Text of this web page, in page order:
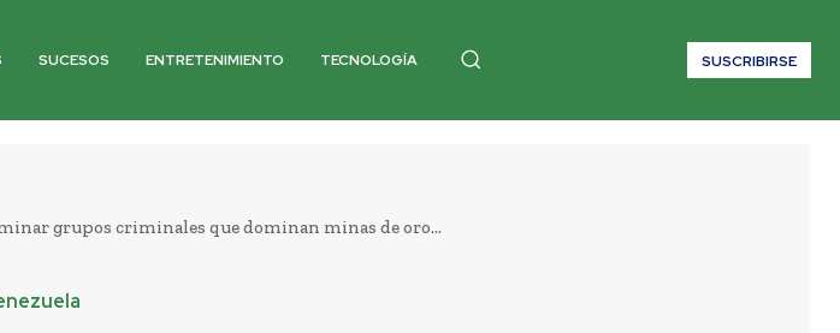
SUCESOS ENTRETENIMIENTO TECNOLOGÍA SUSCRIBIRSE
grupos criminales que dominan minas de oro...